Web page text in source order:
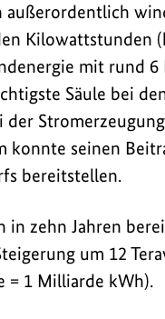
Kilowattstunden
mit rund 6
Säule bei
konnte seinen
bereitstellen.
in zehn Jahren
um 12
= 1 Milliarde kWh).